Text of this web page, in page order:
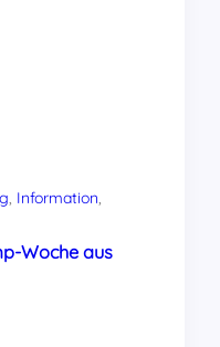
Information
Woche aus